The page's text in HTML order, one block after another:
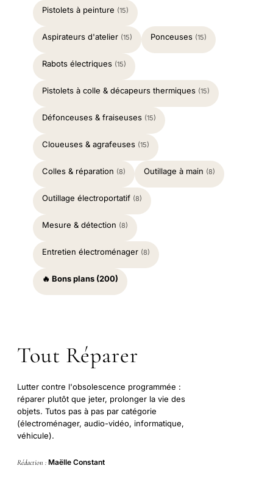
Pistolets à peinture (15)
Aspirateurs d'atelier (15) Ponceuses (15)
Rabots électriques (15)
Pistolets à colle & décapeurs thermiques (15)
Défonceuses & fraiseuses (15)
Cloueuses & agrafeuses (15)
Colles & réparation (8) Outillage à main (8)
Outillage électroportatif (8)
Mesure & détection (8)
Entretien électroménager (8)
🔥 Bons plans (200)
Tout Réparer
Lutter contre l'obsolescence programmée :
réparer plutôt que jeter, prolonger la vie des
objets. Tutos pas à pas par catégorie
(électroménager, audio-vidéo, informatique,
véhicule).
Rédaction : Maëlle Constant